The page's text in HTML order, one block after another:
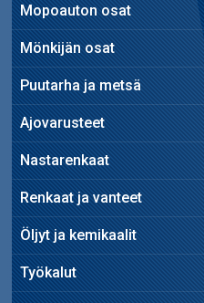
Mopoauton osat
Mönkijän osat
Puutarha ja metsä
Ajovarusteet
Nastarenkaat
Renkaat ja vanteet
Öljyt ja kemikaalit
Työkalut